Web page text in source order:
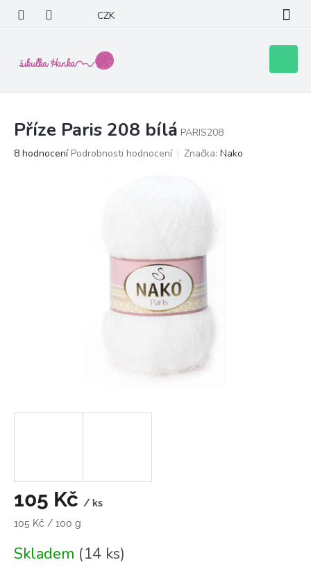
obsah
CZK
košík
Příze Paris 208 bílá PARIS208
Průměrné
8 hodnocení Podrobnosti hodnocení Značka: Nako
105 Kč / ks
Měrná
105 Kč / 100 g
Skladem (14 ks)